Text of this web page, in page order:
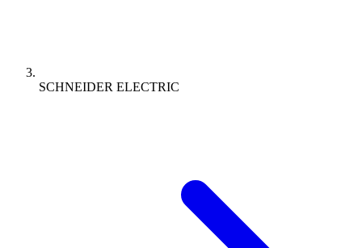
SCHNEIDER ELECTRIC